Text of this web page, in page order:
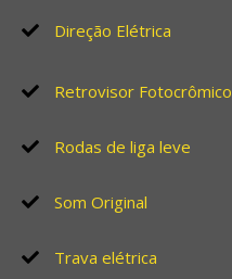
Direção Elétrica
Retrovisor Fotocrômico
Rodas de liga leve
Som Original
Trava elétrica